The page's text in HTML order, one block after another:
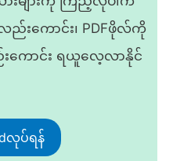
လည်းကောင်း၊ PDFဖိုလ်ကို
ကောင်း ရယူလေ့လာနိုင်
လုပ်ရန်